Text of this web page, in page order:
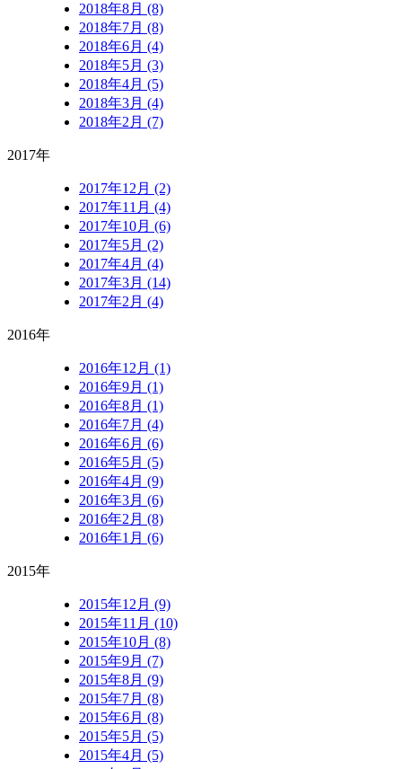
2018年8月 (8)
2018年7月 (8)
2018年6月 (4)
2018年5月 (3)
2018年4月 (5)
2018年3月 (4)
2018年2月 (7)
2017年
2017年12月 (2)
2017年11月 (4)
2017年10月 (6)
2017年5月 (2)
2017年4月 (4)
2017年3月 (14)
2017年2月 (4)
2016年
2016年12月 (1)
2016年9月 (1)
2016年8月 (1)
2016年7月 (4)
2016年6月 (6)
2016年5月 (5)
2016年4月 (9)
2016年3月 (6)
2016年2月 (8)
2016年1月 (6)
2015年
2015年12月 (9)
2015年11月 (10)
2015年10月 (8)
2015年9月 (7)
2015年8月 (9)
2015年7月 (8)
2015年6月 (8)
2015年5月 (5)
2015年4月 (5)